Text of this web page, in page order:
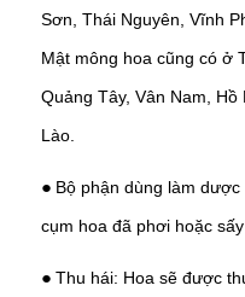
Sơn, Thái Nguyên, Vĩnh
Mật mông hoa cũng có ở
Quảng Tây, Vân Nam,
Lào.
● Bộ phận dùng làm
cụm hoa đã phơi hoặc sấy
● Thu hái: Hoa sẽ được